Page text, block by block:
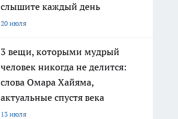
слышите каждый день
20 июля
3 вещи, которыми мудрый
человек никогда не делится:
слова Омара Хайяма,
актуальные спустя века
13 июля